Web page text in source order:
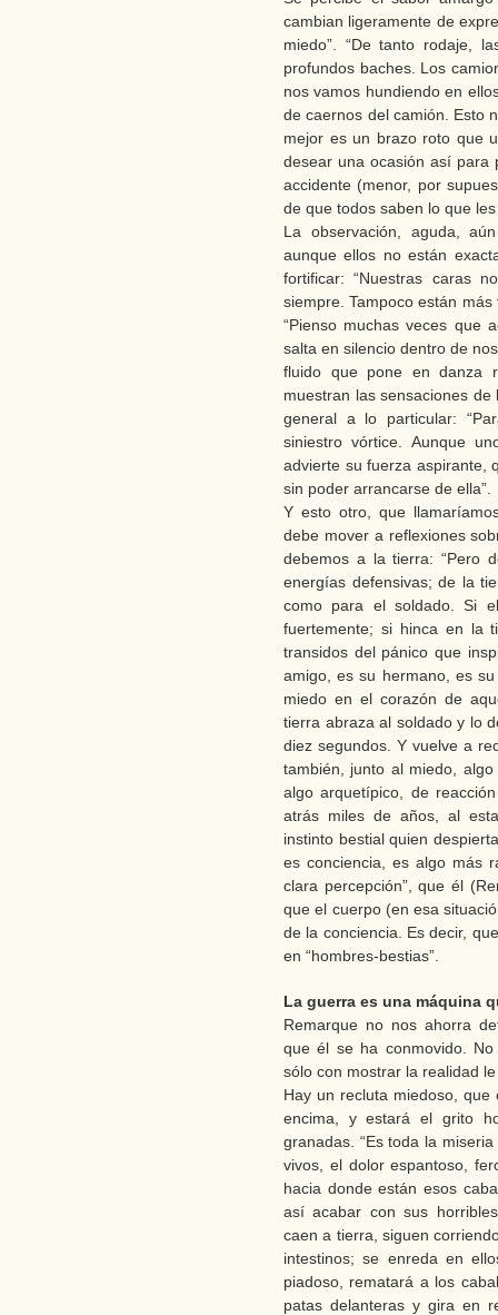
cambian ligeramente de
miedo”. “De tanto rodaje,
profundos baches. Los
nos vamos hundiendo en
de caernos del camión. Esto
mejor es un brazo roto que
desear una ocasión así para
accidente (menor, por
de que todos saben lo que
La observación, aguda,
aunque ellos no están
fortificar: “Nuestras caras
siempre. Tampoco están
“Pienso muchas veces que
salta en silencio dentro de
fluido que pone en danza
muestran las sensaciones
general a lo particular:
siniestro vórtice. Aunque
advierte su fuerza aspirante,
sin poder arrancarse de ella”.
Y esto otro, que
debe mover a reflexiones
debemos a la tierra: “Pero
energías defensivas; de la
como para el soldado. Si
fuertemente; si hinca en la
transidos del pánico que
amigo, es su hermano, es
miedo en el corazón de
tierra abraza al soldado y lo
diez segundos. Y vuelve a
también, junto al miedo,
algo arquetípico, de
atrás miles de años, al
instinto bestial quien
es conciencia, es algo más
clara percepción”, que él
que el cuerpo (en esa
de la conciencia. Es decir,
en “hombres-bestias”.
La guerra es una máquina
Remarque no nos ahorra
que él se ha conmovido.
sólo con mostrar la realidad
Hay un recluta miedoso,
encima, y estará el grito
granadas. “Es toda la
vivos, el dolor espantoso,
hacia donde están esos
así acabar con sus
caen a tierra, siguen
intestinos; se enreda en
piadoso, rematará a los
patas delanteras y gira en